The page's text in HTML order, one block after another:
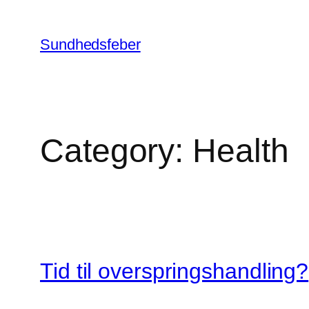
content
Sundhedsfeber
Category: Health
Tid til overspringshandling?